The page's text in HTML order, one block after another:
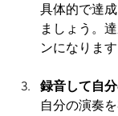
具体的で達
ましょう。
ンになります
録音して自
自分の演奏